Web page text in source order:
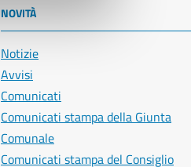
NOVITÀ
Notizie
Avvisi
Comunicati
Comunicati stampa della Giunta
Comunale
Comunicati stampa del Consiglio